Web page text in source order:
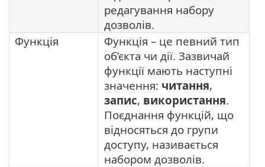
редагування набору
дозволів.
Функція
Функція – це певний тип
об’єкта чи дії. Зазвичай
функції мають наступні
значення: читання,
запис, використання.
Поєднання функцій, що
відносяться до групи
доступу, називається
набором дозволів.